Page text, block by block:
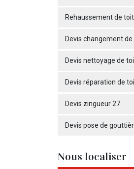
Rehaussement de
Devis changement
Devis nettoyage de
Devis réparation de
Devis zingueur 27
Devis pose de
Nous localiser